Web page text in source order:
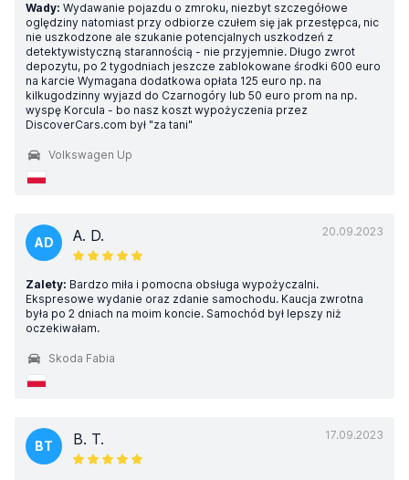
Wady: Wydawanie pojazdu o zmroku, niezbyt szczegółowe
oględziny natomiast przy odbiorze czułem się jak przestępca, nic
nie uszkodzone ale szukanie potencjalnych uszkodzeń z
detektywistyczną starannością - nie przyjemnie. Długo zwrot
depozytu, po 2 tygodniach jeszcze zablokowane środki 600 euro
na karcie Wymagana dodatkowa opłata 125 euro np. na
kilkugodzinny wyjazd do Czarnogóry lub 50 euro prom na np.
wyspę Korcula - bo nasz koszt wypożyczenia przez
DiscoverCars.com był "za tani"
Volkswagen Up
20.09.2023
AD A. D.
Zalety: Bardzo miła i pomocna obsługa wypożyczalni.
Ekspresowe wydanie oraz zdanie samochodu. Kaucja zwrotna
była po 2 dniach na moim koncie. Samochód był lepszy niż
oczekiwałam.
Skoda Fabia
17.09.2023
BT B. T.